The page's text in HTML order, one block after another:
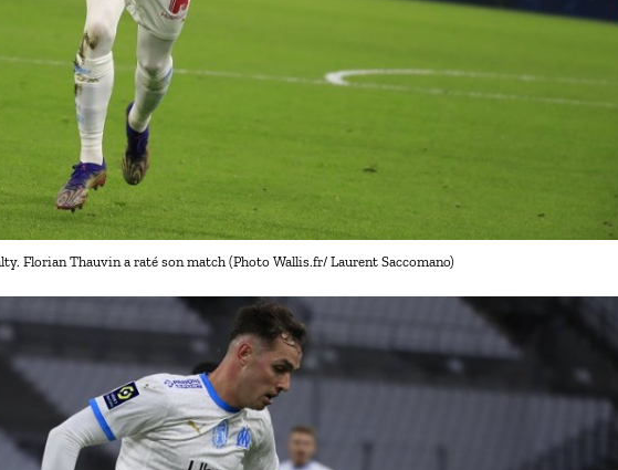
Florian Thauvin a raté son match (Photo Wallis.fr/ Laurent Saccomano)